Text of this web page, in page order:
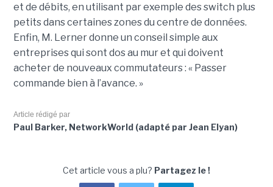
et de débits, en utilisant par exemple des switch plus
petits dans certaines zones du centre de données.
Enfin, M. Lerner donne un conseil simple aux
entreprises qui sont dos au mur et qui doivent
acheter de nouveaux commutateurs : « Passer
commande bien à l’avance. »
Article rédigé par
Paul Barker, NetworkWorld (adapté par Jean Elyan)
Cet article vous a plu? Partagez le !